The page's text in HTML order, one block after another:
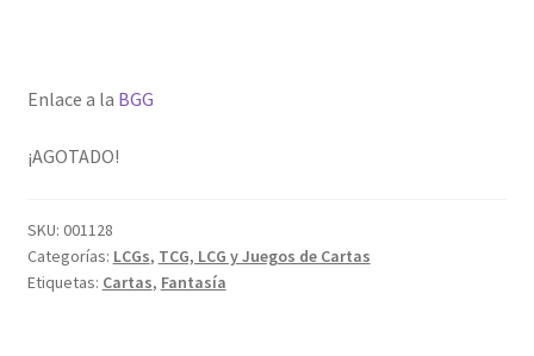
Enlace a la BGG
¡AGOTADO!
SKU: 001128
Categorías: LCGs, TCG, LCG y Juegos de Cartas
Etiquetas: Cartas, Fantasía